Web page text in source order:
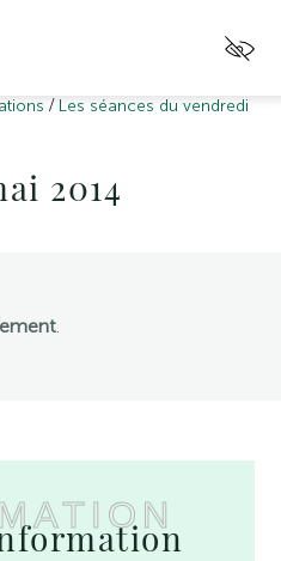
/ Les séances du vendredi
2014
.